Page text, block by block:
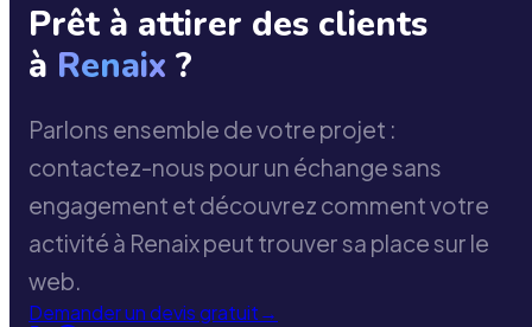
Prêt à attirer des clients
à Renaix ?
Parlons ensemble de votre projet :
contactez-nous pour un échange sans
engagement et découvrez comment votre
activité à Renaix peut trouver sa place sur le
web.
Demander un devis gratuit→